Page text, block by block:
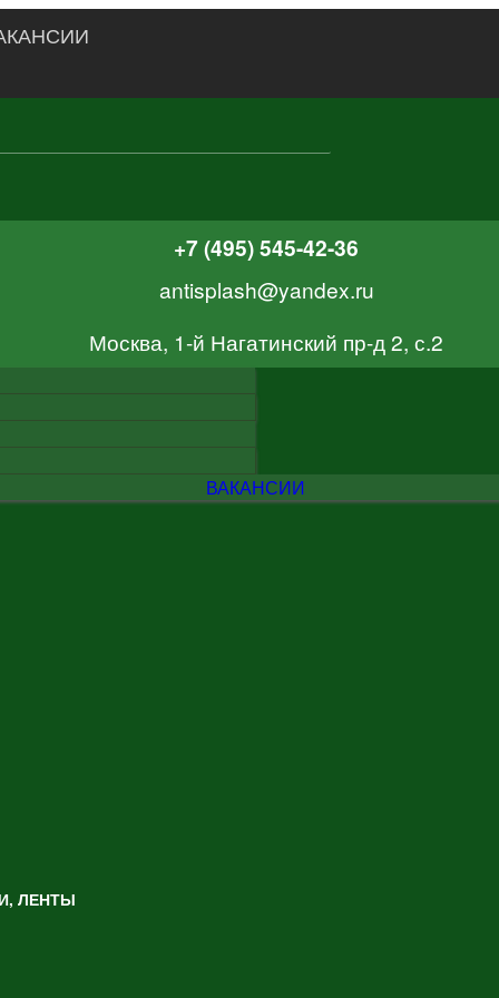
+7 (495) 545-42-36
antisplash@yandex.ru
Москва, 1-й Нагатинский пр-д 2, с.2
ВАКАНСИИ
ЛЕНТЫ